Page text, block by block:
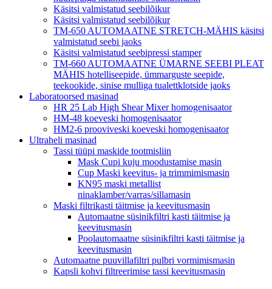
Käsitsi valmistatud seebilõikur
Käsitsi valmistatud seebilõikur
TM-650 AUTOMAATNE STRETCH-MÄHIS käsitsi
valmistatud seebi jaoks
Käsitsi valmistatud seebipressi stamper
TM-660 AUTOMAATNE ÜMARNE SEEBI PLEAT
MÄHIS hotelliseepide, ümmarguste seepide,
teekookide, sinise mulliga tualettklotside jaoks
Laboratoorsed masinad
HR 25 Lab High Shear Mixer homogenisaator
HM-48 koeveski homogenisaator
HM2-6 prooviveski koeveski homogenisaator
Ultraheli masinad
Tassi tüüpi maskide tootmisliin
Mask Cupi kuju moodustamise masin
Cup Maski keevitus- ja trimmimismasin
KN95 maski metallist
ninaklamber/varras/sillamasin
Maski filtrikasti täitmise ja keevitusmasin
Automaatne süsinikfiltri kasti täitmise ja
keevitusmasin
Poolautomaatne süsinikfiltri kasti täitmise ja
keevitusmasin
Automaatne puuvillafiltri pulbri vormimismasin
Kapsli kohvi filtreerimise tassi keevitusmasin